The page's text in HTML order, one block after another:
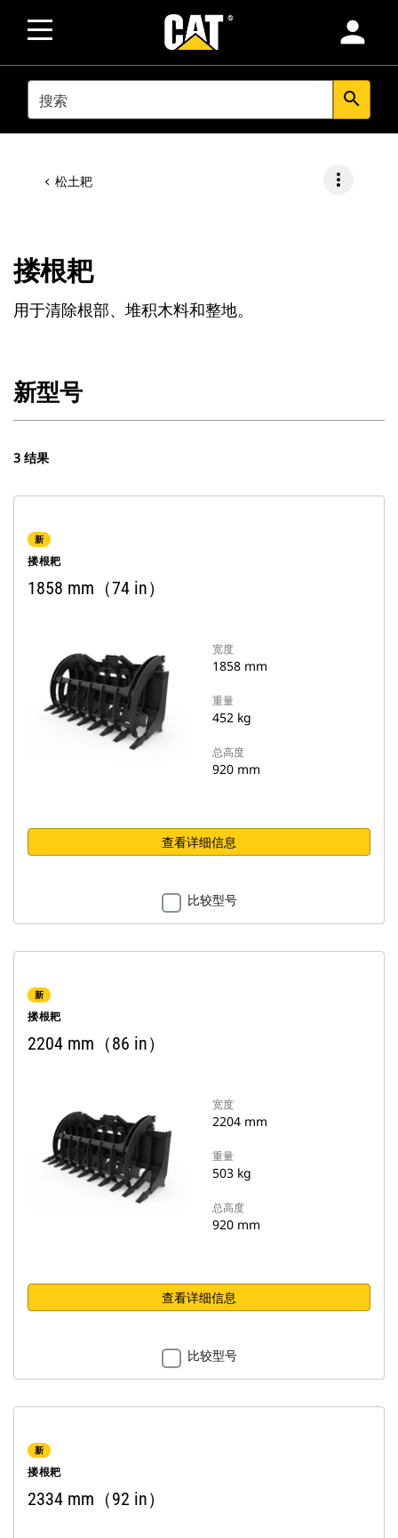
person
SEARCH search
松土耙 more_vert
搂根耙
用于清除根部、堆积木料和整地。
新型号
3 结果
新
搂根耙
1858 mm（74 in）
宽度
1858 mm
重量
452 kg
总高度
920 mm
查看详细信息
比较型号
新
搂根耙
2204 mm（86 in）
宽度
2204 mm
重量
503 kg
总高度
920 mm
查看详细信息
比较型号
新
搂根耙
2334 mm（92 in）